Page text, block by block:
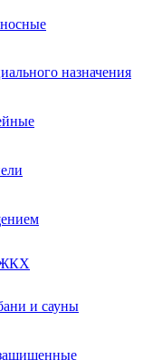
назначения
ЖКХ
и сауны